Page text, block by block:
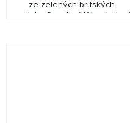
ze zelených britských